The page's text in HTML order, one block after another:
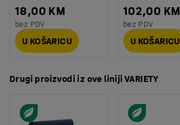
18,00 KM
bez PDV
U KOŠARICU
102,00 KM
bez PDV
U KOŠARICU
Drugi proizvodi iz ove liniji VARIETY